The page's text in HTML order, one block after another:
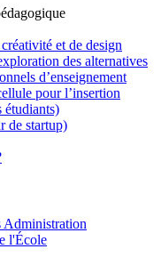
et de design
des alternatives
d’enseignement
pour l’insertion
étudiants)
de startup)
Administration
l'École